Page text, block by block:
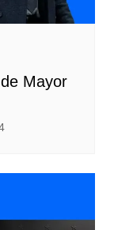
Mayor